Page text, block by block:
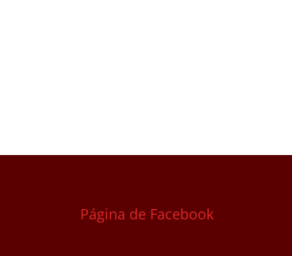
Página de Facebook